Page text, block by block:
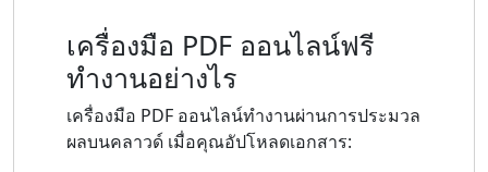
เครื่องมือ PDF ออนไลน์ฟรี
ทำงานอย่างไร
เครื่องมือ PDF ออนไลน์ทำงานผ่านการประมวล
ผลบนคลาวด์ เมื่อคุณอัปโหลดเอกสาร: